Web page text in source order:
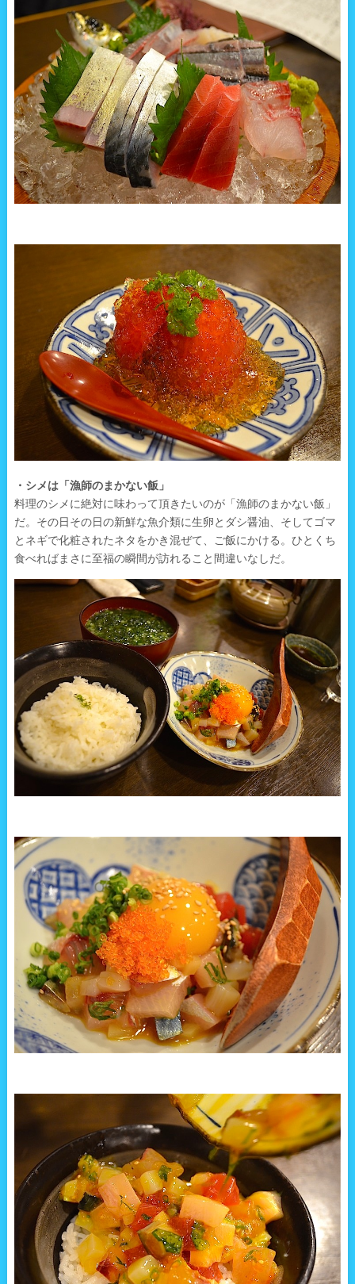
・シメは「漁師のまかない飯」
料理のシメに絶対に味わって頂きたいのが「漁師のまかない飯」
だ。その日その日の新鮮な魚介類に生卵とダシ醤油、そしてゴマ
とネギで化粧されたネタをかき混ぜて、ご飯にかける。ひとくち
食べればまさに至福の瞬間が訪れること間違いなしだ。